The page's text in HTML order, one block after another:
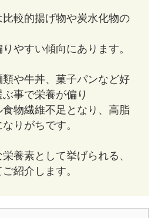
較的揚げ物や炭水化物の
やすい傾向にあります。
類や牛丼、菓子パンなど好
事で栄養が偏り
物繊維不足となり、高脂
りがちです。
養素として挙げられる、
紹介します。